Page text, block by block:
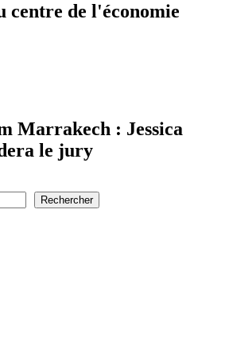
centre de l'économie
Marrakech : Jessica
le jury
Rechercher